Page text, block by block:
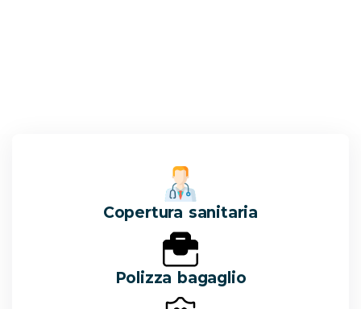
Copertura sanitaria
Polizza bagaglio